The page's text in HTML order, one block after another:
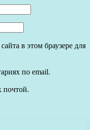
в этом браузере для
по email.
почтой.